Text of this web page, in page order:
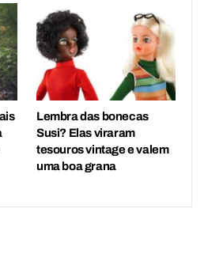
Lembra das bonecas
Susi? Elas viraram
tesouros vintage e valem
uma boa grana